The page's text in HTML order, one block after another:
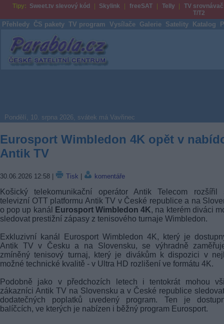
Tipy: Sweet.tv slevový kód Skylink freeSAT Telly
TV srovnávač
T/T2
Přehledy ČS pakety TV program Vysílače Galerie Satelity Katalog
Parabola.cz
Pondělí, 10. srpna 2026, svátek má Vavřinec
Eurosport Wimbledon 4K opět v
Antik TV
30.06.2026 12:58 Tisk komentáře
Košický telekomunikační operátor Antik Telecom rozšířil
televizní OTT platformu Antik TV v České republice a na
o pop up kanál
Eurosport Wimbledon 4K, na kterém diváci
sledovat prestižní zápasy z tenisového turnaje Wimbledon.
Exkluzivní kanál Eurosport Wimbledon 4K, který je
Antik TV v Česku a na Slovensku, se výhradně
zmíněný tenisový turnaj, který je divákům k dispozici v
možné technické kvalitě - v Ultra HD rozlišení ve formátu 4K.
Podobně jako v předchozích letech i tentokrát mohou
zákazníci Antik TV na Slovensku a v České republice
dodatečných poplatků uvedený program. Ten je
balíčcích, ve kterých je nabízen i běžný program Eurosport.